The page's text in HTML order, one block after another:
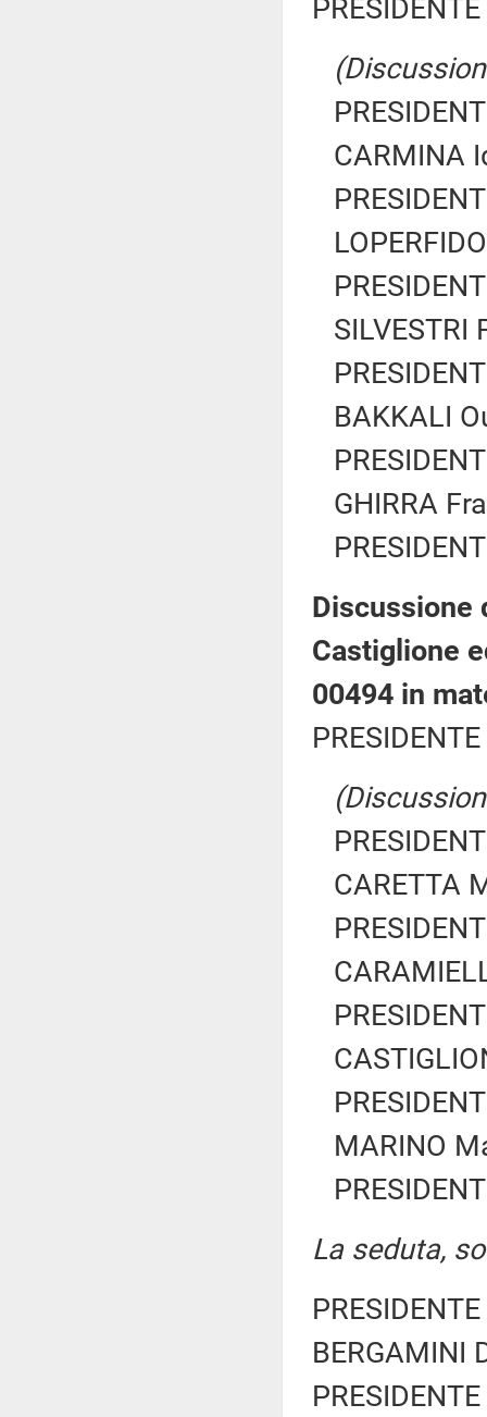
CARMINA
BAKKALI
GHIRRA
Discussione
Castiglione
00494 in
CARETTA
MARINO
La seduta,
BERGAMINI